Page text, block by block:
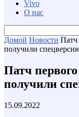
Vivo
О нас
Домой Новости Патч
получили
Патч
получили
15.09.2022